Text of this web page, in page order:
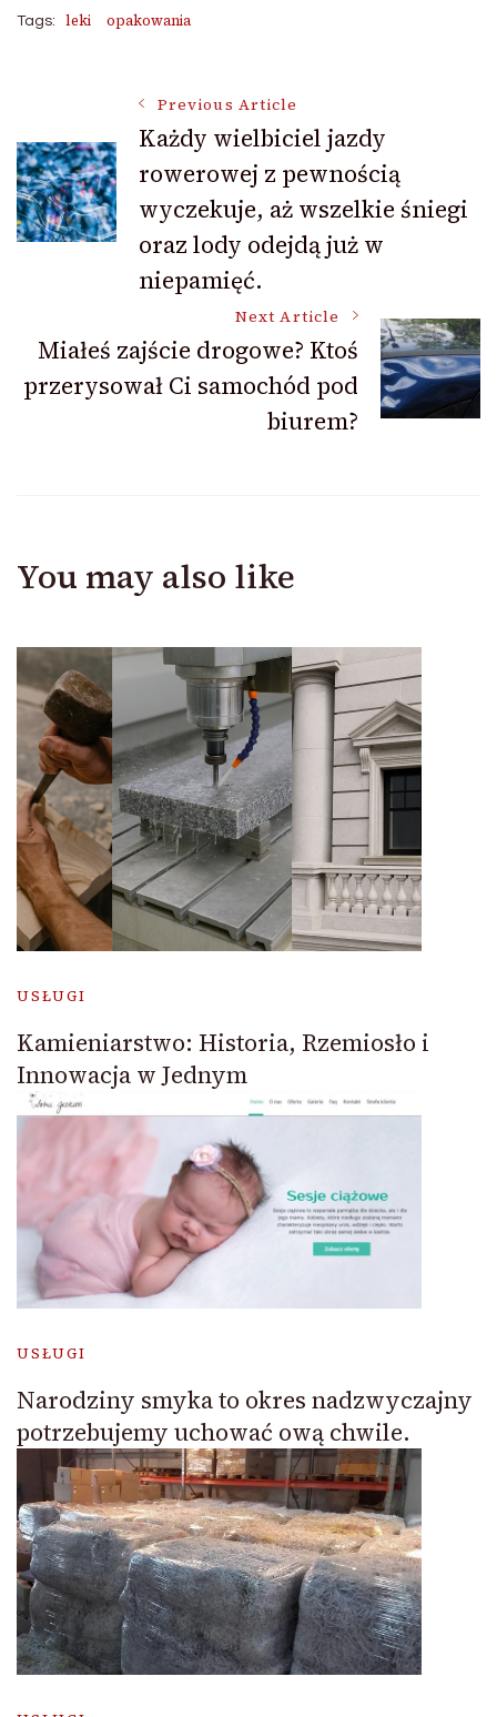
Tags: leki opakowania
Navigation
Previous Article
Każdy wielbiciel jazdy
rowerowej z pewnością
wyczekuje, aż wszelkie śniegi
oraz lody odejdą już w
niepamięć.
Next Article
Miałeś zajście drogowe? Ktoś
przerysował Ci samochód pod
biurem?
You may also like
USŁUGI
Kamieniarstwo: Historia, Rzemiosło i
Innowacja w Jednym
USŁUGI
Narodziny smyka to okres nadzwyczajny
potrzebujemy uchować ową chwile.